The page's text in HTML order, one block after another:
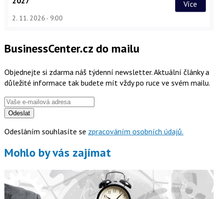
2. 11. 2026 9:00
Více
BusinessCenter.cz do mailu
Objednejte si zdarma náš týdenní newsletter. Aktuální články a
důležité informace tak budete mít vždy po ruce ve svém mailu.
Odeslat
Odesláním souhlasíte se zpracováním osobních údajů.
Mohlo by vás zajímat